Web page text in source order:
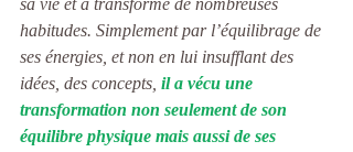
sa vie et a transformé de nombreuses
habitudes. Simplement par l’équilibrage de
ses énergies, et non en lui insufflant des
idées, des concepts, il a vécu une
transformation non seulement de son
équilibre physique mais aussi de ses